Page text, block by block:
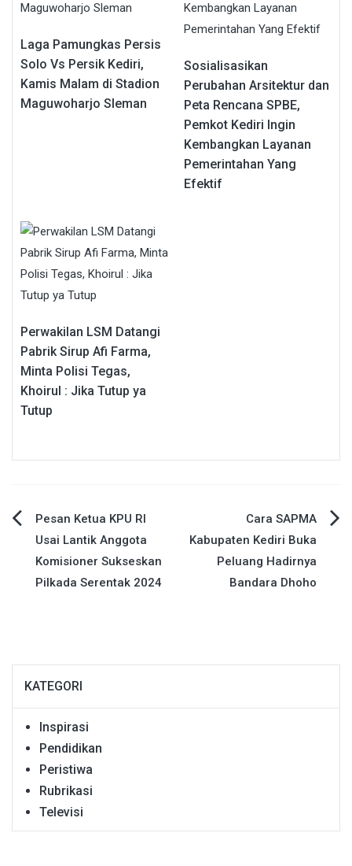
Laga Pamungkas Persis
Solo Vs Persik Kediri,
Kamis Malam di Stadion
Maguwoharjo Sleman
Sosialisasikan
Perubahan Arsitektur dan
Peta Rencana SPBE,
Pemkot Kediri Ingin
Kembangkan Layanan
Pemerintahan Yang
Efektif
Perwakilan LSM Datangi
Pabrik Sirup Afi Farma,
Minta Polisi Tegas,
Khoirul : Jika Tutup ya
Tutup
Navigasi
pos
Pesan Ketua KPU RI
Usai Lantik Anggota
Komisioner Sukseskan
Pilkada Serentak 2024
Cara SAPMA
Kabupaten Kediri Buka
Peluang Hadirnya
Bandara Dhoho
KATEGORI
Inspirasi
Pendidikan
Peristiwa
Rubrikasi
Televisi